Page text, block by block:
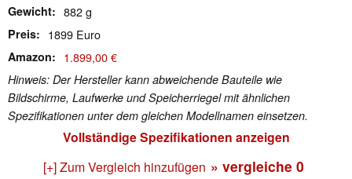
Gewicht 882 g
Preis 1899 Euro
Amazon 1.899,00 €
Hinweis: Der Hersteller kann abweichende Bauteile wie
Bildschirme, Laufwerke und Speicherriegel mit ähnlichen
Spezifikationen unter dem gleichen Modellnamen einsetzen.
Vollständige Spezifikationen anzeigen
[+] Zum Vergleich hinzufügen » vergleiche 0